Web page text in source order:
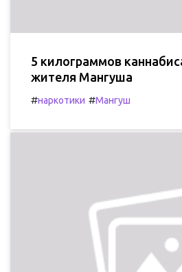
5 килограммов
жителя Мангуша
#наркотики #Мангуш